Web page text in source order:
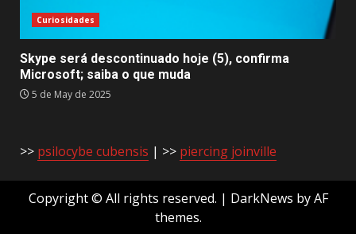
Curiosidades
Skype será descontinuado hoje (5), confirma
Microsoft; saiba o que muda
5 de May de 2025
>> psilocybe cubensis | >> piercing joinville
Copyright © All rights reserved. | DarkNews by AF
themes.